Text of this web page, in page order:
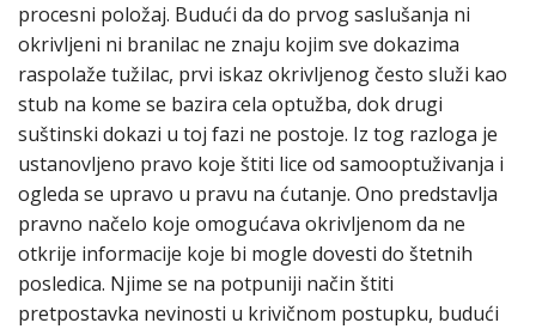
procesni položaj. Budući da do prvog saslušanja ni
okrivljeni ni branilac ne znaju kojim sve dokazima
raspolaže tužilac, prvi iskaz okrivljenog često služi kao
stub na kome se bazira cela optužba, dok drugi
suštinski dokazi u toj fazi ne postoje. Iz tog razloga je
ustanovljeno pravo koje štiti lice od samooptuživanja i
ogleda se upravo u pravu na ćutanje. Ono predstavlja
pravno načelo koje omogućava okrivljenom da ne
otkrije informacije koje bi mogle dovesti do štetnih
posledica. Njime se na potpuniji način štiti
pretpostavka nevinosti u krivičnom postupku, budući